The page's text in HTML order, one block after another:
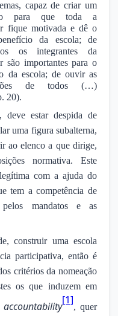
capaz de criar um
para que toda a
fique motivada e dê o
da escola; de
os integrantes da
são importantes para o
da escola; de ouvir as
de todos (…)
20).
estar despida de
uma figura subalterna,
ao elenco a que dirige,
normativa. Este
com a ajuda do
tem a competência de
mandatos e as
construir uma escola
participativa, então é
critérios da nomeação
os que induzem em
accountability
[1]
, quer